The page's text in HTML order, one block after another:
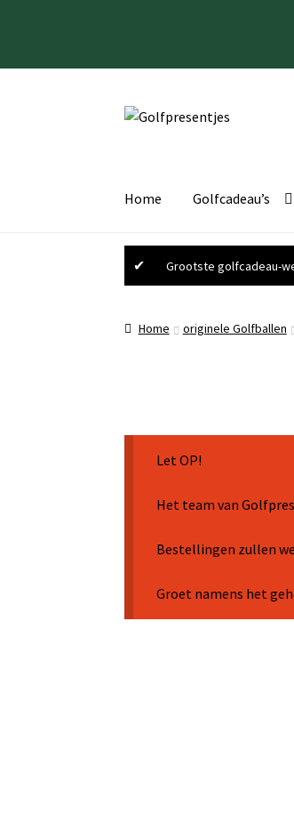
Ga
Ga
Home
Golfcadeau’s
✔ Grootste golfcadeau-
Home originele Golfballen
Let OP!
Het team van
Bestellingen zullen
Groet namens het